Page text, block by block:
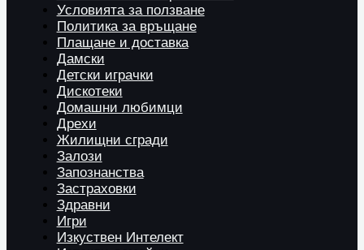
Условията за ползване
Политика за връщане
Плащане и доставка
Дамски
Детски играчки
Дискотеки
Домашни любимци
Дрехи
Жилищни сгради
Залози
Запознанства
Застраховки
Здравни
Игри
Изкуствен Интелект